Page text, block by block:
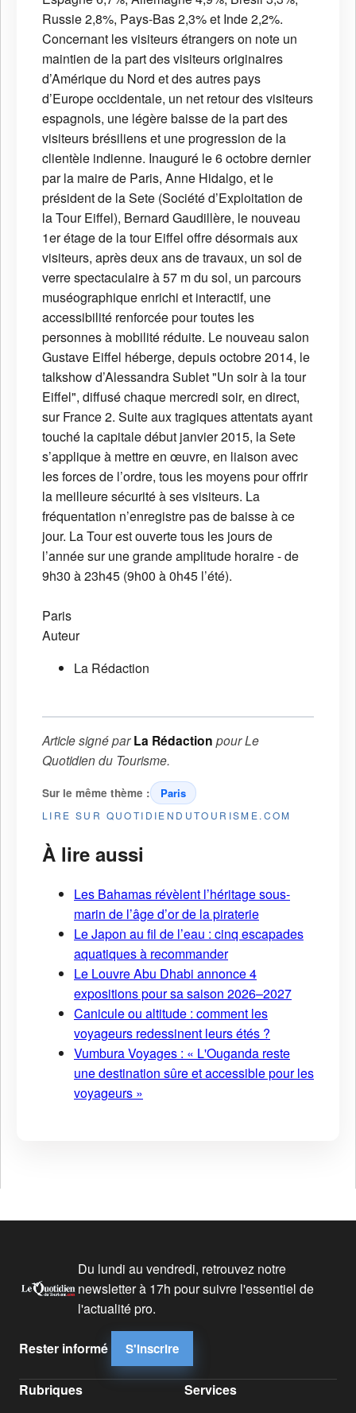
Russie 2,8%, Pays-Bas 2,3% et Inde 2,2%.
Concernant les visiteurs étrangers on note un
maintien de la part des visiteurs originaires
d’Amérique du Nord et des autres pays
d’Europe occidentale, un net retour des visiteurs
espagnols, une légère baisse de la part des
visiteurs brésiliens et une progression de la
clientèle indienne. Inauguré le 6 octobre dernier
par la maire de Paris, Anne Hidalgo, et le
président de la Sete (Société d’Exploitation de
la Tour Eiffel), Bernard Gaudillère, le nouveau
1er étage de la tour Eiffel offre désormais aux
visiteurs, après deux ans de travaux, un sol de
verre spectaculaire à 57 m du sol, un parcours
muséographique enrichi et interactif, une
accessibilité renforcée pour toutes les
personnes à mobilité réduite. Le nouveau salon
Gustave Eiffel héberge, depuis octobre 2014, le
talkshow d’Alessandra Sublet "Un soir à la tour
Eiffel", diffusé chaque mercredi soir, en direct,
sur France 2. Suite aux tragiques attentats ayant
touché la capitale début janvier 2015, la Sete
s’applique à mettre en œuvre, en liaison avec
les forces de l’ordre, tous les moyens pour offrir
la meilleure sécurité à ses visiteurs. La
fréquentation n’enregistre pas de baisse à ce
jour. La Tour est ouverte tous les jours de
l’année sur une grande amplitude horaire - de
9h30 à 23h45 (9h00 à 0h45 l’été).
Paris
Auteur
La Rédaction
Article signé parLa Rédaction pourLe
Quotidien du Tourisme.
Sur le même thème : Paris
LIRE SUR QUOTIDIENDUTOURISME.COM
À lire aussi
Les Bahamas révèlent l’héritage sous-
marin de l’âge d’or de la piraterie
Le Japon au fil de l’eau : cinq escapades
aquatiques à recommander
Le Louvre Abu Dhabi annonce 4
expositions pour sa saison 2026–2027
Canicule ou altitude : comment les
voyageurs redessinent leurs étés ?
Vumbura Voyages : « L'Ouganda reste
une destination sûre et accessible pour les
voyageurs »
Du lundi au vendredi, retrouvez notre
newsletter à 17h pour suivre l'essentiel de
l'actualité pro.
Rester informé S'inscrire
Rubriques Services